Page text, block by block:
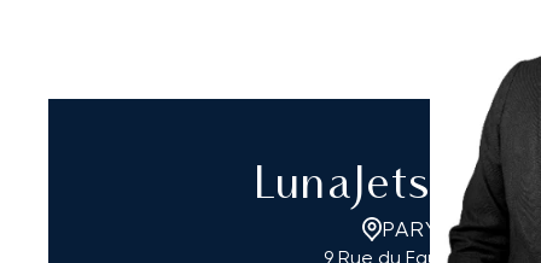
LunaJets
PARYŻ
9 Rue du Faubourg